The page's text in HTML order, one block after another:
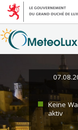
Keine
aktiv